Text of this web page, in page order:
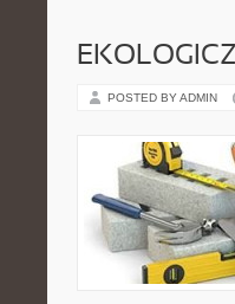
POSTED BY ADMIN